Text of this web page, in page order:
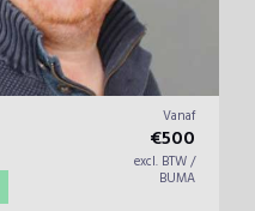
Vanaf
€500
excl. BTW /
BUMA